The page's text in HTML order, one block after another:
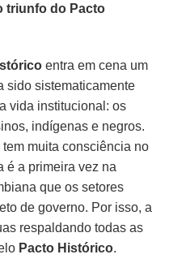
triunfo do Pacto
entra em cena um
sido sistematicamente
vida institucional: os
indígenas e negros.
muita consciência no
é a primeira vez na
que os setores
de governo. Por isso, a
respaldando todas as
Pacto Histórico.